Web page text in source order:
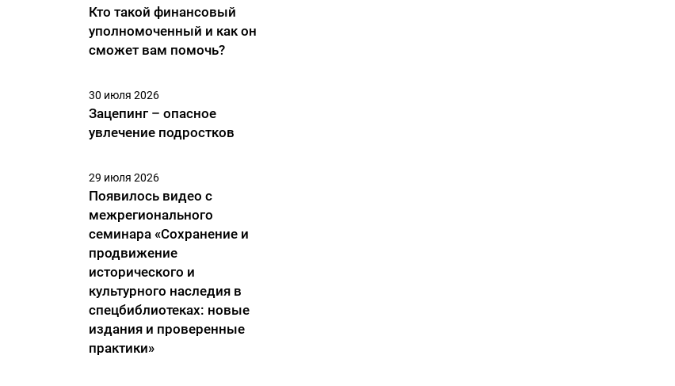
Кто такой финансовый
уполномоченный и как он
сможет вам помочь?
30 июля 2026
Зацепинг – опасное
увлечение подростков
29 июля 2026
Появилось видео с
межрегионального
семинара «Сохранение и
продвижение
исторического и
культурного наследия в
спецбиблиотеках: новые
издания и проверенные
практики»